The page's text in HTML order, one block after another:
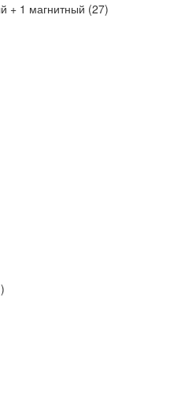
+ 1 магнитный (27)
)